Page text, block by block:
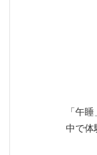
「午
中で体